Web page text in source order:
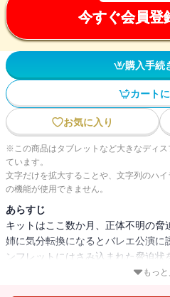
今すぐ会員登
購入手続
カート
お気に入り
※この商品はタブレットなど大きなディ
ています。
文字だけを拡大することや、文字列のハ
の機能が使用できません。
あらすじ
キットはここ数か月、正体不明の脅
姉に気分転換になるとバレエ公演
ンフレットにはさみ込まれた脅迫
達したキットは、突発的に舞台裏に
もっ